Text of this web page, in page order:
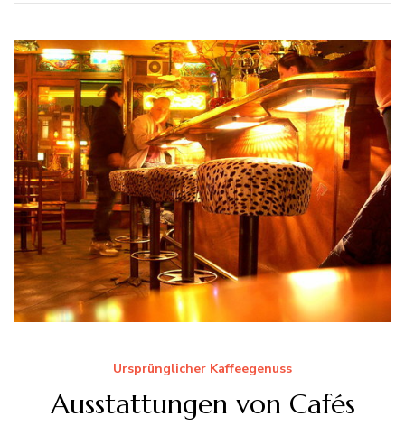
Ursprünglicher Kaffeegenuss
Ausstattungen von Cafés